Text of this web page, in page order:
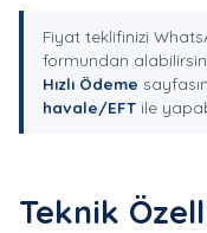
Fiyat teklifinizi
formundan
Hızlı Ödeme
havale/EFT ile
Teknik